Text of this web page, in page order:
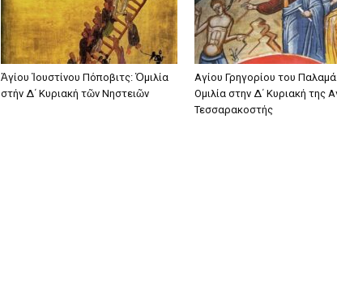
Ἁγίου Ἰουστίνου Πόποβιτς: Ὁμιλία
στήν Δ΄ Κυριακή τῶν Νηστειῶν
Αγίου Γρηγορίου του
Ομιλία στην Δ΄ Κυριακή της
Τεσσαρακοστής